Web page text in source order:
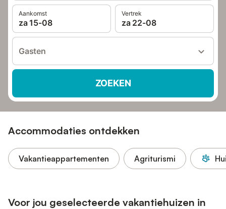
Aankomst
za 15-08
Vertrek
za 22-08
Gasten
ZOEKEN
Accommodaties ontdekken
Vakantieappartementen Agriturismi
Voor jou geselecteerde vakantiehuizen in